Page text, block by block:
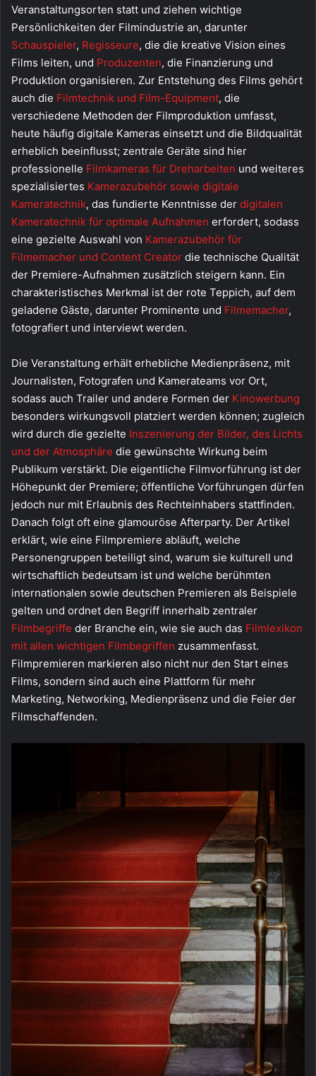
Veranstaltungsorten statt und ziehen wichtige
Persönlichkeiten der Filmindustrie an, darunter
Schauspieler, Regisseure, die die kreative Vision eines
Films leiten, und Produzenten, die Finanzierung und
Produktion organisieren. Zur Entstehung des Films gehört
auch die Filmtechnik und Film-Equipment, die
verschiedene Methoden der Filmproduktion umfasst,
heute häufig digitale Kameras einsetzt und die Bildqualität
erheblich beeinflusst; zentrale Geräte sind hier
professionelle Filmkameras für Dreharbeiten und weiteres
spezialisiertes Kamerazubehör sowie digitale
Kameratechnik, das fundierte Kenntnisse der digitalen
Kameratechnik für optimale Aufnahmen erfordert, sodass
eine gezielte Auswahl von Kamerazubehör für
Filmemacher und Content Creator die technische Qualität
der Premiere-Aufnahmen zusätzlich steigern kann. Ein
charakteristisches Merkmal ist der rote Teppich, auf dem
geladene Gäste, darunter Prominente und Filmemacher,
fotografiert und interviewt werden.
Die Veranstaltung erhält erhebliche Medienpräsenz, mit
Journalisten, Fotografen und Kamerateams vor Ort,
sodass auch Trailer und andere Formen der Kinowerbung
besonders wirkungsvoll platziert werden können; zugleich
wird durch die gezielte Inszenierung der Bilder, des Lichts
und der Atmosphäre die gewünschte Wirkung beim
Publikum verstärkt. Die eigentliche Filmvorführung ist der
Höhepunkt der Premiere; öffentliche Vorführungen dürfen
jedoch nur mit Erlaubnis des Rechteinhabers stattfinden.
Danach folgt oft eine glamouröse Afterparty. Der Artikel
erklärt, wie eine Filmpremiere abläuft, welche
Personengruppen beteiligt sind, warum sie kulturell und
wirtschaftlich bedeutsam ist und welche berühmten
internationalen sowie deutschen Premieren als Beispiele
gelten und ordnet den Begriff innerhalb zentraler
Filmbegriffe der Branche ein, wie sie auch das Filmlexikon
mit allen wichtigen Filmbegriffen zusammenfasst.
Filmpremieren markieren also nicht nur den Start eines
Films, sondern sind auch eine Plattform für mehr
Marketing, Networking, Medienpräsenz und die Feier der
Filmschaffenden.